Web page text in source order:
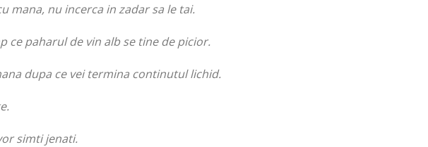
mana, nu incerca in zadar sa le tai.
ce paharul de vin alb se tine de picior.
dupa ce vei termina continutul lichid.
simti jenati.